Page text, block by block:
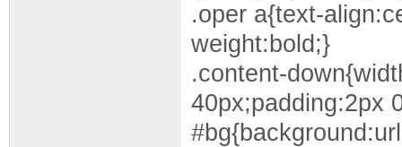
.oper a{text-
weight:bold;}
.content-
40px;padding:2px